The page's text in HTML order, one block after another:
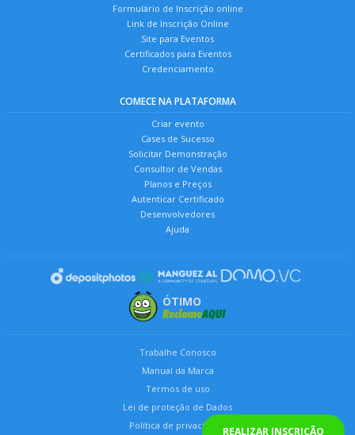
REALIZAR INSCRIÇÃO
Formulário de Inscrição online
Link de Inscrição Online
Site para Eventos
Certificados para Eventos
Credenciamento
COMECE NA PLATAFORMA
Criar evento
Cases de Sucesso
Solicitar Demonstração
Consultor de Vendas
Planos e Preços
Autenticar Certificado
Desenvolvedores
Ajuda
ÓTIMO
Trabalhe Conosco
Manual da Marca
Termos de uso
Lei de proteção de Dados
Política de privacidade